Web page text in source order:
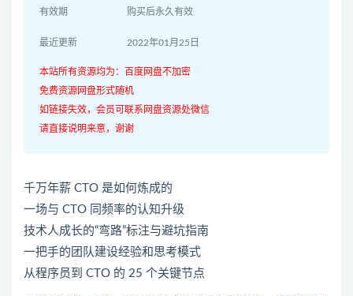
有效期 购买后永久有效
最近更新 2022年01月25日
本站所有资源均为：百度网盘不加密
免费资源网盘形式随机
如链接失效，会员可联系网盘资源处微信
请直接说明来意，谢谢
千万年薪 CTO 是如何炼成的
一场与 CTO 同频率的认知升级
技术人成长的“弯路”标注与避坑指南
一把手的团队建设经验和思考模式
从程序员到 CTO 的 25 个关键节点